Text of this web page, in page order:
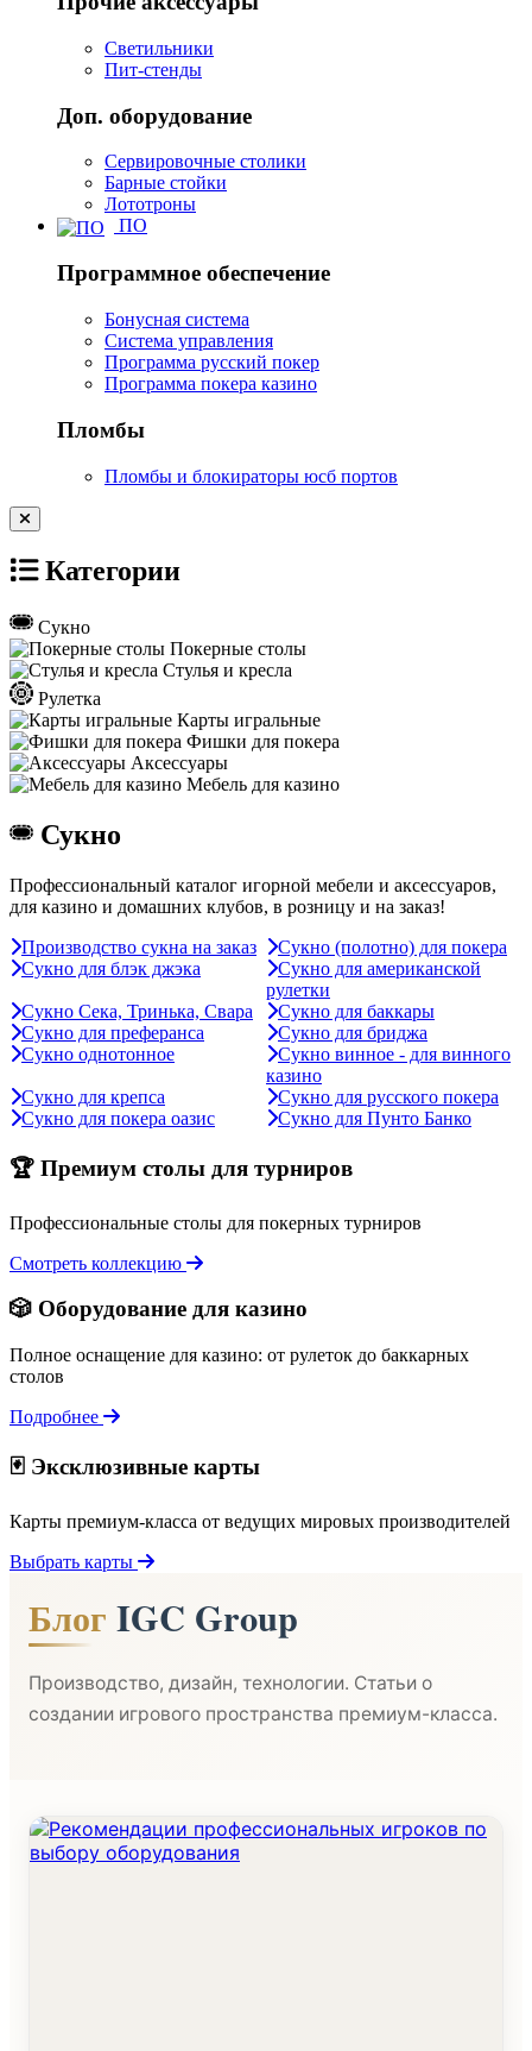
Светильники
Пит-стенды
Доп. оборудование
Сервировочные столики
Барные стойки
Лототроны
ПО
Программное обеспечение
Бонусная система
Система управления
Программа русский покер
Программа покера казино
Пломбы
Пломбы и блокираторы юсб портов
Категории
Сукно
Покерные столы
Стулья и кресла
Рулетка
Карты игральные
Фишки для покера
Аксессуары
Мебель для казино
Сукно
Профессиональный каталог игорной мебели и аксессуаров,
для казино и домашних клубов, в розницу и на заказ!
Производство сукна на заказ
Сукно (полотно) для покера
Сукно для блэк джэка
Сукно для американской
рулетки
Сукно Сека, Тринька, Свара
Сукно для баккары
Сукно для преферанса
Сукно для бриджа
Сукно однотонное
Сукно винное - для винного
казино
Сукно для крепса
Сукно для русского покера
Сукно для покера оазис
Сукно для Пунто Банко
🏆 Премиум столы для турниров
Профессиональные столы для покерных турниров
Смотреть коллекцию
🎲 Оборудование для казино
Полное оснащение для казино: от рулеток до баккарных
столов
Подробнее
🃏 Эксклюзивные карты
Карты премиум-класса от ведущих мировых производителей
Выбрать карты
Блог IGC Group
Производство, дизайн, технологии. Статьи о
создании игрового пространства премиум-класса.